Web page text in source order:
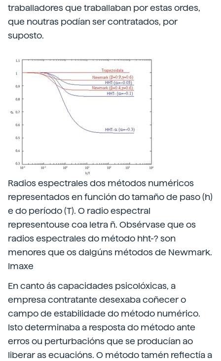
traballadores que traballaban por estas ordes,
que noutras podían ser contratados, por
suposto.
Radios espectrales dos métodos numéricos
representados en función do tamaño de paso (h)
e do período (T). O radio espectral
representouse coa letra ñ. Obsérvase que os
radios espectrales do método hht-? son
menores que os dalgúns métodos de Newmark.
Imaxe
En canto ás capacidades psicolóxicas, a
empresa contratante desexaba coñecer o
campo de estabilidade do método numérico.
Isto determinaba a resposta do método ante
erros ou perturbacións que se producían ao
liberar as ecuacións. O método tamén reflectía a